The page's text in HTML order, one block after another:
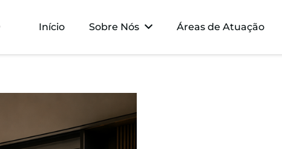
Início Sobre Nós Áreas de Atuação